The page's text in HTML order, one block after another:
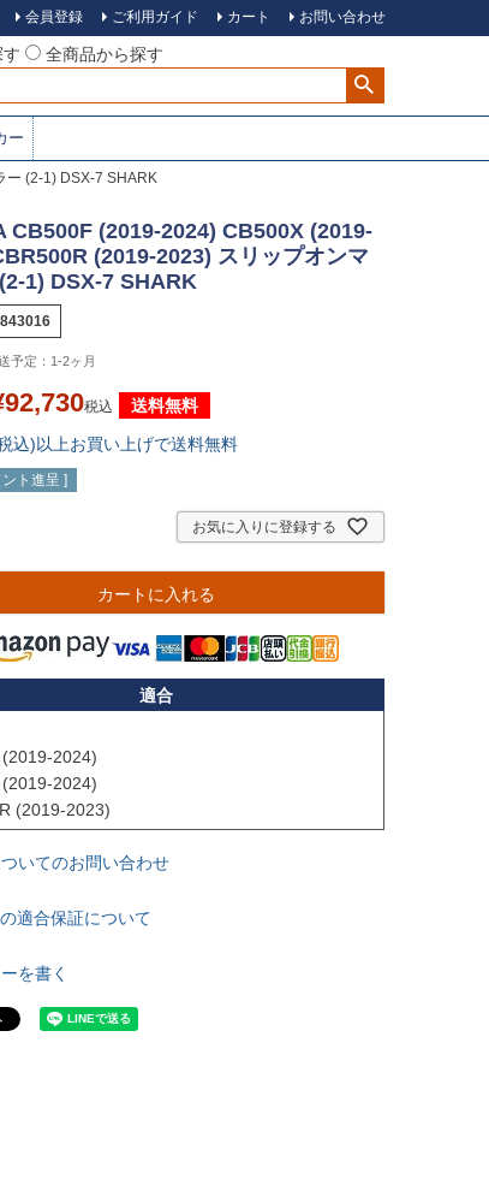
会員登録 ご利用ガイド カート お問い合わせ
す
全商品から探す
ー
ー (2-1) DSX-7 SHARK
CB500F (2019-2024) CB500X (2019-
(2019-2023) スリップオンマ
1) DSX-7 SHARK
843016
1-2ヶ月
92,730税込
送料無料
込)以上お買い上げで送料無料
ト進呈 ]
お気に入りに登録する
カートに入れる
適合
2024)
2024)
(2019-2023)
いてのお問い合わせ
適合保証について
を書く